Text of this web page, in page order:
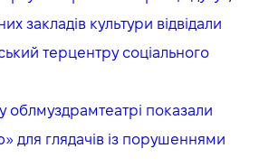
закладів культури відвідали
терцентру соціального
облмуздрамтеатрі показали
для глядачів із порушеннями